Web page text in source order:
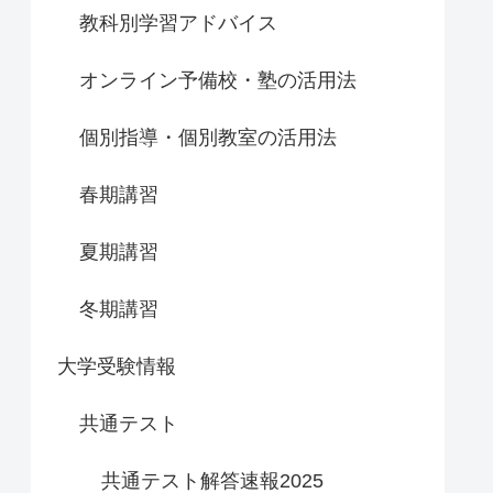
教科別学習アドバイス
オンライン予備校・塾の活用法
個別指導・個別教室の活用法
春期講習
夏期講習
冬期講習
大学受験情報
共通テスト
共通テスト解答速報2025